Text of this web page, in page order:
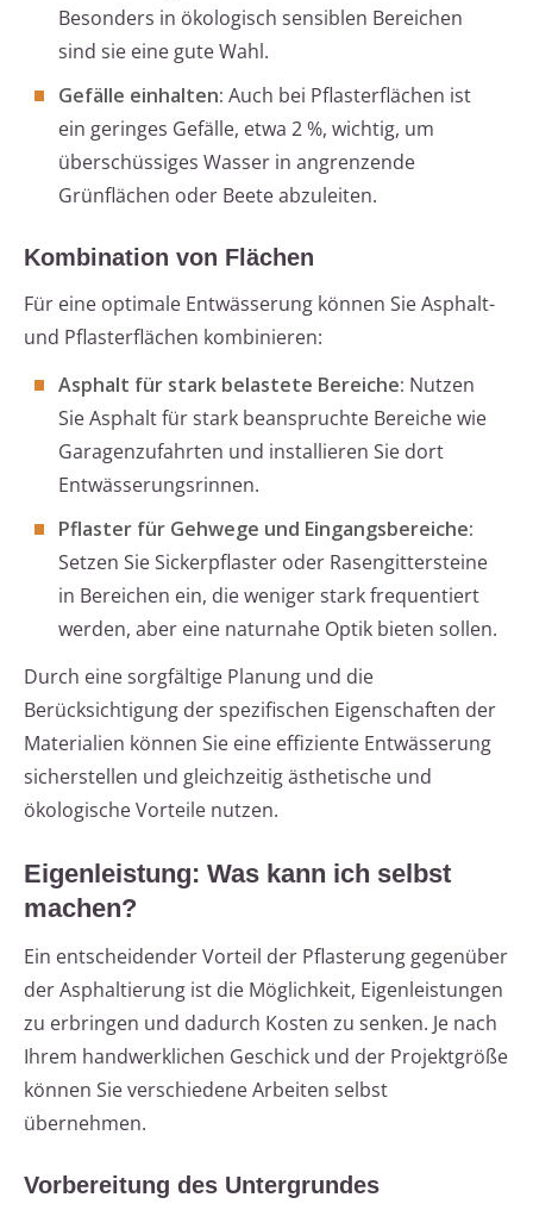
Besonders in ökologisch sensiblen Bereichen
sind sie eine gute Wahl.
Gefälle einhalten: Auch bei Pflasterflächen ist
ein geringes Gefälle, etwa 2 %, wichtig, um
überschüssiges Wasser in angrenzende
Grünflächen oder Beete abzuleiten.
Kombination von Flächen
Für eine optimale Entwässerung können Sie Asphalt-
und Pflasterflächen kombinieren:
Asphalt für stark belastete Bereiche: Nutzen
Sie Asphalt für stark beanspruchte Bereiche wie
Garagenzufahrten und installieren Sie dort
Entwässerungsrinnen.
Pflaster für Gehwege und Eingangsbereiche:
Setzen Sie Sickerpflaster oder Rasengittersteine
in Bereichen ein, die weniger stark frequentiert
werden, aber eine naturnahe Optik bieten sollen.
Durch eine sorgfältige Planung und die
Berücksichtigung der spezifischen Eigenschaften der
Materialien können Sie eine effiziente Entwässerung
sicherstellen und gleichzeitig ästhetische und
ökologische Vorteile nutzen.
Eigenleistung: Was kann ich selbst
machen?
Ein entscheidender Vorteil der Pflasterung gegenüber
der Asphaltierung ist die Möglichkeit, Eigenleistungen
zu erbringen und dadurch Kosten zu senken. Je nach
Ihrem handwerklichen Geschick und der Projektgröße
können Sie verschiedene Arbeiten selbst
übernehmen.
Vorbereitung des Untergrundes